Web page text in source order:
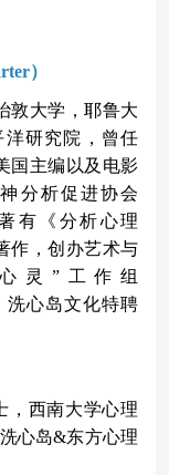
）
敦大学，耶鲁大
研究院，曾任
国主编以及电影
分析促进协会
有《分析心理
作，创办艺术与
灵”工作组
洗心岛文化特聘
，西南大学心理
心岛&东方心理